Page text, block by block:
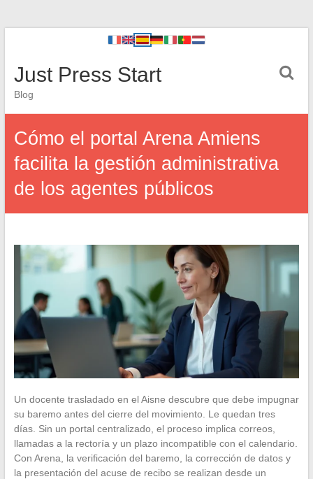
Just Press Start
Blog
Cómo el portal Arena Amiens
facilita la gestión administrativa
de los agentes públicos
Un docente trasladado en el Aisne descubre que debe impugnar
su baremo antes del cierre del movimiento. Le quedan tres
días. Sin un portal centralizado, el proceso implica correos,
llamadas a la rectoría y un plazo incompatible con el calendario.
Con Arena, la verificación del baremo, la corrección de datos y
la presentación del acuse de recibo se realizan desde un